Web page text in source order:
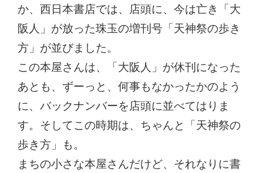
か、西日本書店では、店頭に、今は亡き「大
阪人」が放った珠玉の増刊号「天神祭の歩き
方」が並びました。
この本屋さんは、「大阪人」が休刊になった
あとも、ずーっと、何事もなかったかのよう
に、バックナンバーを店頭に並べてはりま
す。そしてこの時期は、ちゃんと「天神祭の
歩き方」も。
まちの小さな本屋さんだけど、それなりに書